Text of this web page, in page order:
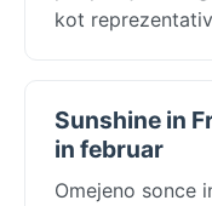
kot
Sunshine in
in februar
Omejeno sonce